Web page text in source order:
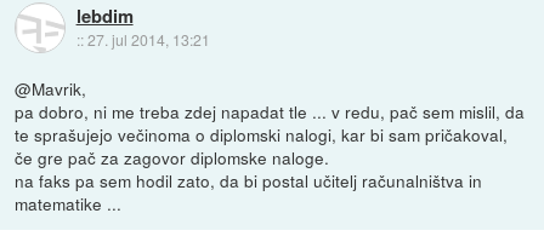
lebdim
::27. jul 2014, 13:21
@Mavrik,
pa dobro, ni me treba zdej napadat tle ... v redu, pač sem mislil, da
te sprašujejo večinoma o diplomski nalogi, kar bi sam pričakoval,
če gre pač za zagovor diplomske naloge.
na faks pa sem hodil zato, da bi postal učitelj računalništva in
matematike ...